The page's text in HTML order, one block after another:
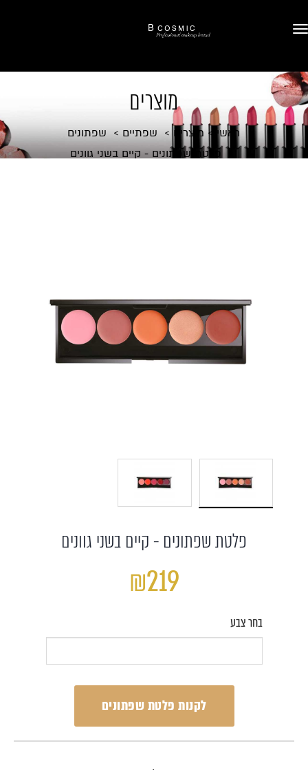
מוצרים
ראשי מוצרים שפתיים
שפתונים
פלטת שפתונים - קיים בשני גוונים
פלטת שפתונים - קיים בשני גוונים
₪219
בחר צבע
לקנות פלטת שפתונים